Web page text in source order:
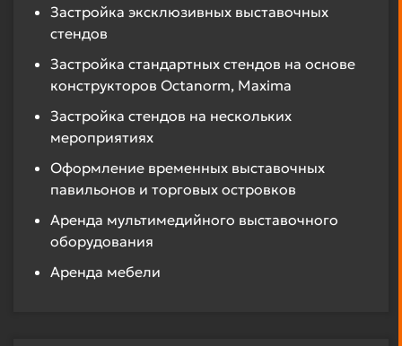
Застройка эксклюзивных выставочных
стендов
Застройка стандартных стендов на основе
конструкторов Octanorm, Maxima
Застройка стендов на нескольких
мероприятиях
Оформление временных выставочных
павильонов и торговых островков
Аренда мультимедийного выставочного
оборудования
Аренда мебели